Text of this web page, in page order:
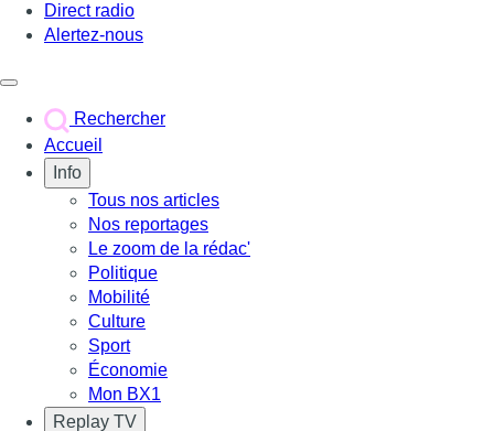
Direct radio
Alertez-nous
Rechercher
Accueil
Info
Tous nos articles
Nos reportages
Le zoom de la rédac'
Politique
Mobilité
Culture
Sport
Économie
Mon BX1
Replay TV